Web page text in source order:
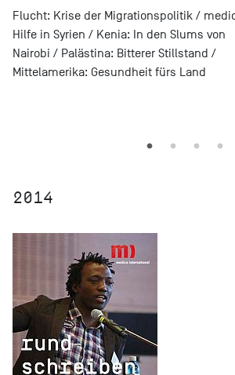
Flucht: Krise der Migrationspolitik /
Hilfe in Syrien / Kenia: In den Slums von
Nairobi / Palästina: Bitterer Stillstand /
Mittelamerika: Gesundheit fürs Land
2014